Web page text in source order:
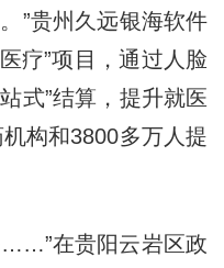
贵州久远银海软件
疗”项目，通过人脸
式”结算，提升就医
构和3800多万人提
在贵阳云岩区政